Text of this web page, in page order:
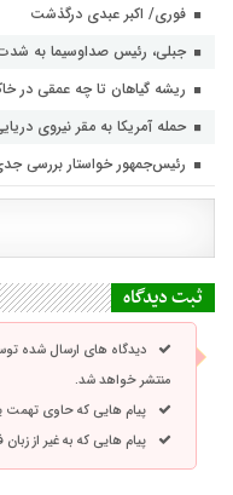
فوری/ اکبر عبدی درگذشت
جبلی، رئیس صداوسیما به
ریشه گیاهان تا چه عمقی در
حمله آمریکا به مقر نیروی
رئیس‌جمهور خواستار بررسی
ثبت دیدگاه
دیدگاه های ارسال شده
منتشر خواهد شد.
پیام هایی که حاوی تهمت
پیام هایی که به غیر از